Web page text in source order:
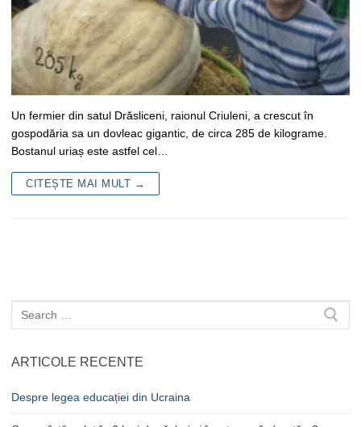
Un fermier din satul Drăsliceni, raionul Criuleni, a crescut în
gospodăria sa un dovleac gigantic, de circa 285 de kilograme.
Bostanul uriaș este astfel cel…
CITEȘTE MAI MULT →
Caută
după:
ARTICOLE RECENTE
Despre legea educației din Ucraina